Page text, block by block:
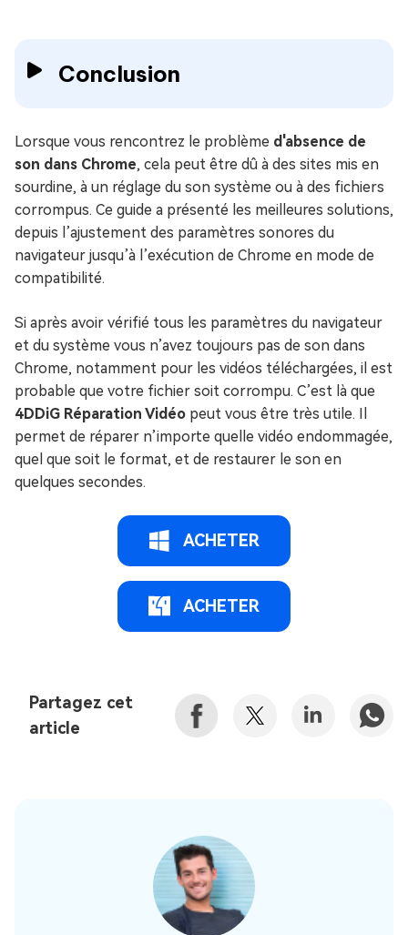
Conclusion
Lorsque vous rencontrez le problème d'absence de
son dans Chrome, cela peut être dû à des sites mis en
sourdine, à un réglage du son système ou à des fichiers
corrompus. Ce guide a présenté les meilleures solutions,
depuis l’ajustement des paramètres sonores du
navigateur jusqu’à l’exécution de Chrome en mode de
compatibilité.
Si après avoir vérifié tous les paramètres du navigateur
et du système vous n’avez toujours pas de son dans
Chrome, notamment pour les vidéos téléchargées, il est
probable que votre fichier soit corrompu. C’est là que
4DDiG Réparation Vidéo peut vous être très utile. Il
permet de réparer n’importe quelle vidéo endommagée,
quel que soit le format, et de restaurer le son en
quelques secondes.
ACHETER
ACHETER
Partagez cet
article